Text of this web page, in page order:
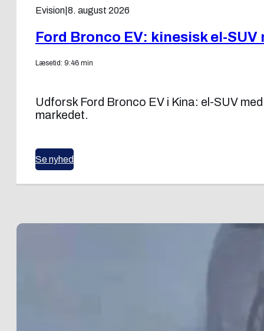
Evision 8. august 2026
Ford Bronco EV: kinesisk el-
Læsetid: 9:46 min
Udforsk Ford Bronco EV i Kina: el-SUV
markedet.
Se nyhed